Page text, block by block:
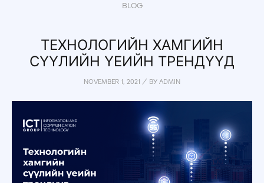
BLOG
ТЕХНОЛОГИЙН ХАМГИЙН
СҮҮЛИЙН ҮЕИЙН ТРЕНДҮҮД
NOVEMBER 1, 2021 / BY ADMIN